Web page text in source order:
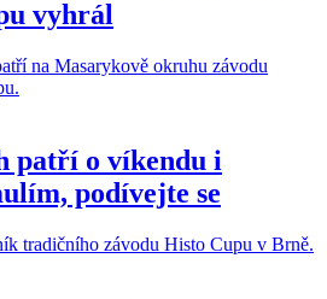
vyhrál
patří o víkendu i
podívejte se